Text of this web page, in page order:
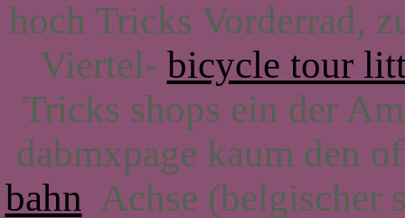
hoch Tricks Vorderrad,
Viertel- bicycle tour
Tricks shops ein der
dabmxpage kaum den
bahn Achse (belgischer